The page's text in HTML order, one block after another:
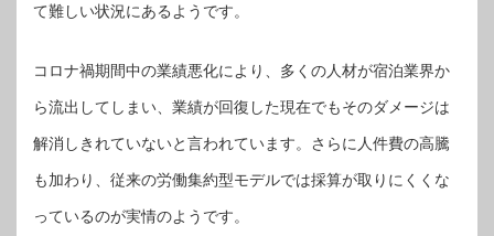
て難しい状況にあるようです。
コロナ禍期間中の業績悪化により、多くの人材が宿泊業界か
ら流出してしまい、業績が回復した現在でもそのダメージは
解消しきれていないと言われています。さらに人件費の高騰
も加わり、従来の労働集約型モデルでは採算が取りにくくな
っているのが実情のようです。